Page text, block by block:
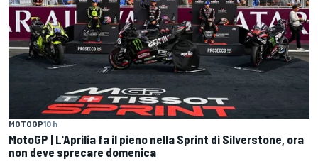
MOTOGP10 h
MotoGP | L'Aprilia fa il pieno nella Sprint di Silverstone, ora
non deve sprecare domenica